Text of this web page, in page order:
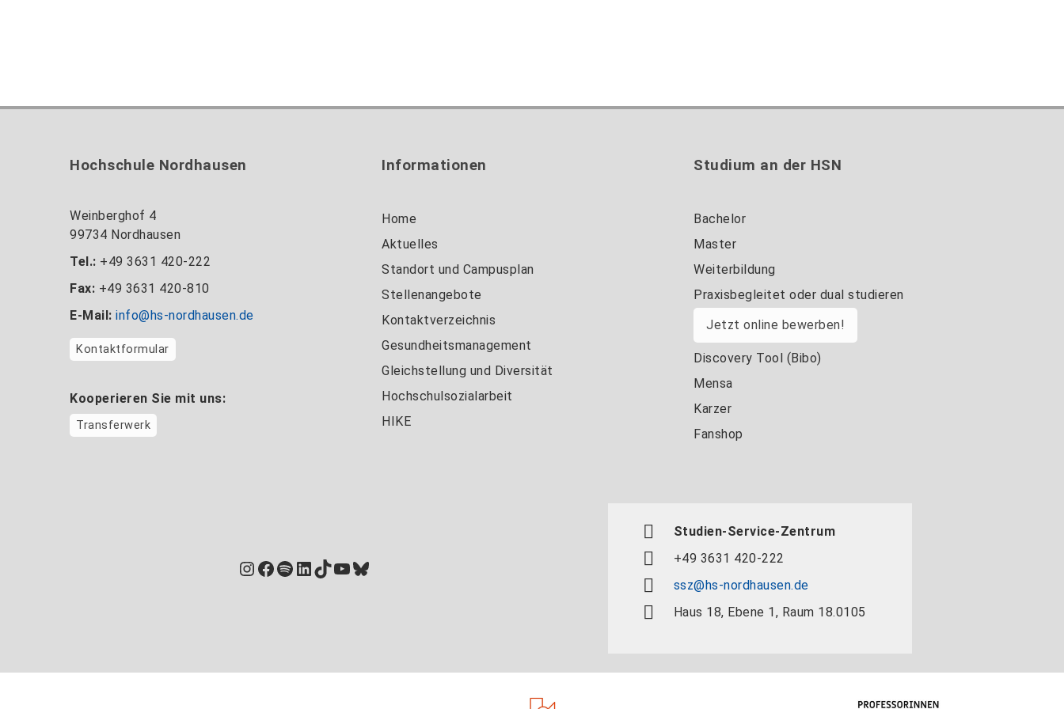
Hochschule Nordhausen
Weinberghof 4
99734 Nordhausen
Tel.: +49 3631 420-222
Fax: +49 3631 420-810
E-Mail: info@hs-nordhausen.de
Kontaktformular
Kooperieren Sie mit uns:
Transferwerk
Informationen
Home
Aktuelles
Standort und Campusplan
Stellenangebote
Kontaktverzeichnis
Gesundheitsmanagement
Gleichstellung und Diversität
Hochschulsozialarbeit
HIKE
Studium an der HSN
Bachelor
Master
Weiterbildung
Praxisbegleitet oder dual studieren
Jetzt online bewerben!
Discovery Tool (Bibo)
Mensa
Karzer
Fanshop
Instagram
Facebook
Spotify
LinkedIn
TikTok
YouTube
Bluesky
Studien-Service-Zentrum
+49 3631 420-222
ssz@hs-nordhausen.de
Haus 18, Ebene 1, Raum 18.0105